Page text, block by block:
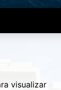
visualizar